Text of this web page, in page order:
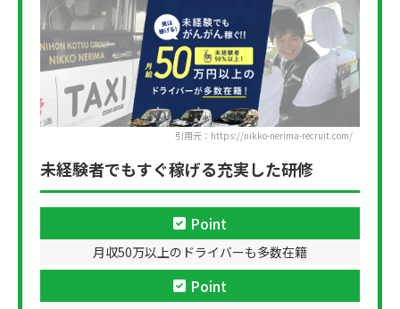
引用元：https://nikko-nerima-recruit.com/
未経験者でもすぐ稼げる充実した研修
Point
月収50万以上のドライバーも多数在籍
Point